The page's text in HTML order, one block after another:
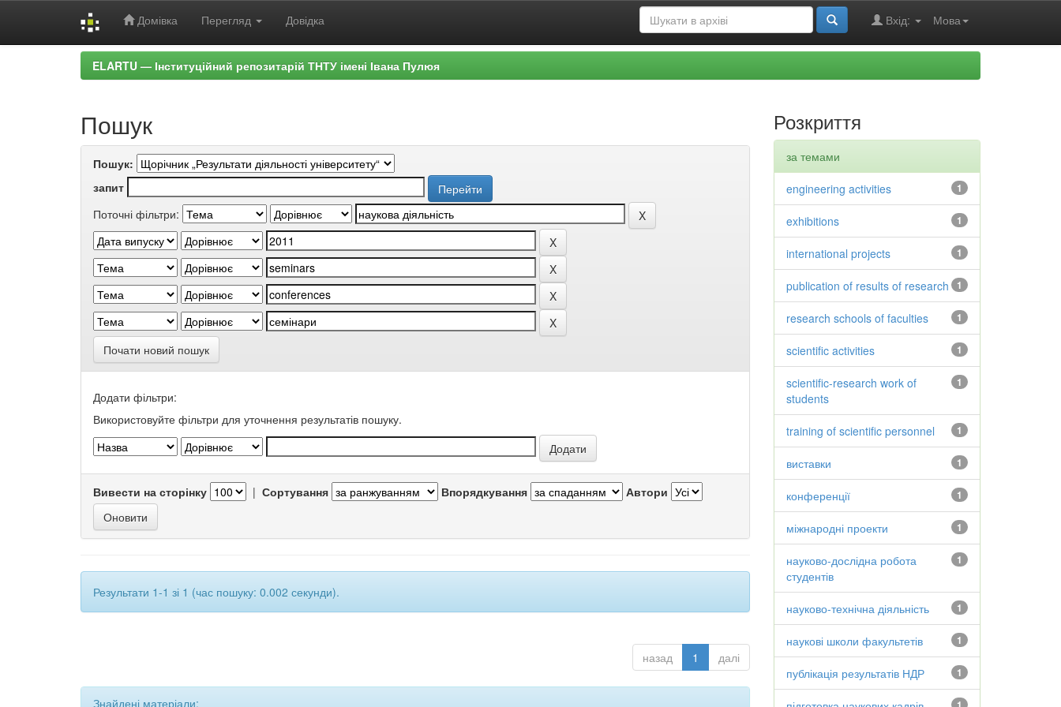
Домівка Перегляд Довідка Мова
Вхід:
ELARTU — Інституційний репозитарій ТНТУ імені Івана Пулюя
Пошук
Пошук:
запит
Поточні фільтри:
Почати новий пошук
Додати фільтри:
Використовуйте фільтри для уточнення результатів пошуку.
Вивести на сторінку | Сортування Впорядкування Автори
Результати 1-1 зі 1 (час пошуку: 0.002 секунди).
назад 1 далі
Знайдені матеріали:
Розкриття
за темами
1
engineering activities
1
exhibitions
1
international projects
1
publication of results of research
1
research schools of faculties
1
scientific activities
1
scientific-research work of
students
1
training of scientific personnel
1
виставки
1
конференції
1
міжнародні проекти
1
науково-дослідна робота
студентів
1
науково-технічна діяльність
1
наукові школи факультетів
1
публікація результатів НДР